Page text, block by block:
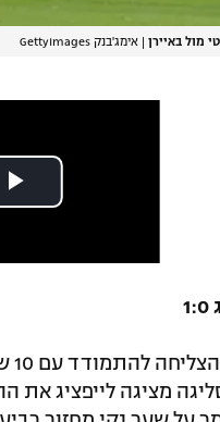
מול באיירן | אימג'בנק GettyImages
בבונדסליגה מציגה